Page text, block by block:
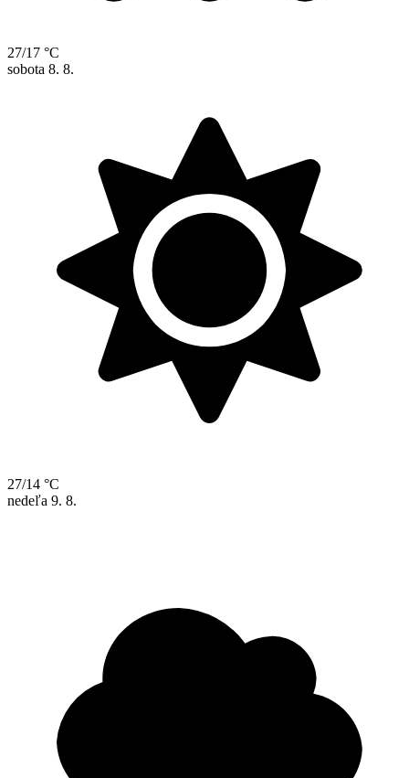
27/17 °C
sobota 8. 8.
27/14 °C
nedeľa 9. 8.